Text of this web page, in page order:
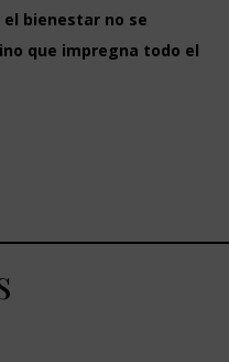
el bienestar no se
que impregna todo el